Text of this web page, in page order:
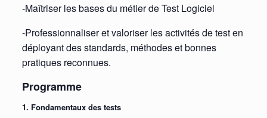
-Maîtriser les bases du métier de Test Logiciel
-Professionnaliser et valoriser les activités de test en
déployant des standards, méthodes et bonnes
pratiques reconnues.
Programme
1. Fondamentaux des tests